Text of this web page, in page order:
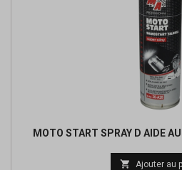
MOTO START SPRAY D AIDE
 Ajouter au